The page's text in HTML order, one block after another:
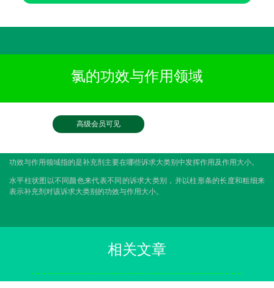
氯的功效与作用领域
高级会员可见
功效与作用领域指的是补充剂主要在哪些诉求大类别中发挥作用及作用大小。
水平柱状图以不同颜色来代表不同的诉求大类别，并以柱形条的长度和粗细来
表示补充剂对该诉求大类别的功效与作用大小。
相关文章